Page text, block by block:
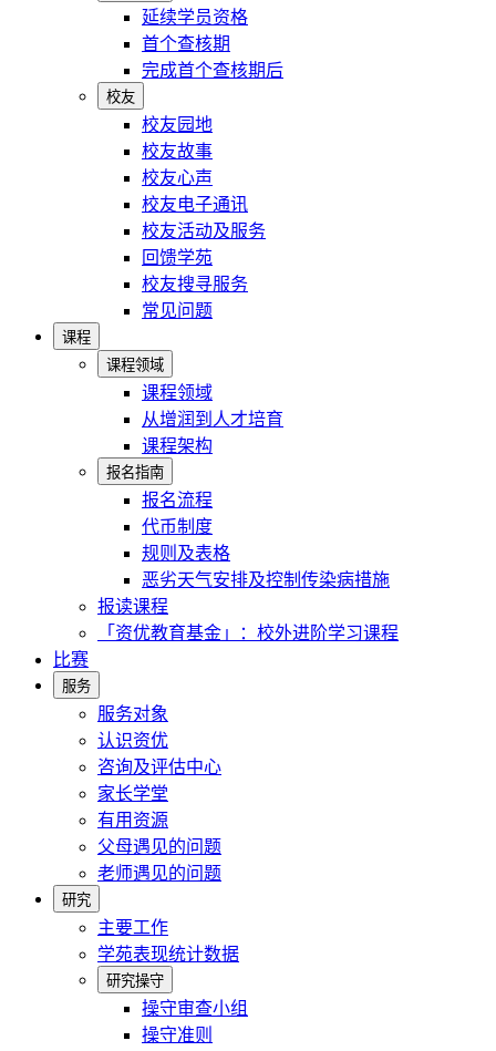
延续学员资格
首个查核期
完成首个查核期后
校友
校友园地
校友故事
校友心声
校友电子通讯
校友活动及服务
回馈学苑
校友搜寻服务
常见问题
课程
课程领域
课程领域
从增润到人才培育
课程架构
报名指南
报名流程
代币制度
规则及表格
恶劣天气安排及控制传染病措施
报读课程
「资优教育基金」：校外进阶学习课程
比赛
服务
服务对象
认识资优
咨询及评估中心
家长学堂
有用资源
父母遇见的问题
老师遇见的问题
研究
主要工作
学苑表现统计数据
研究操守
操守审查小组
操守准则